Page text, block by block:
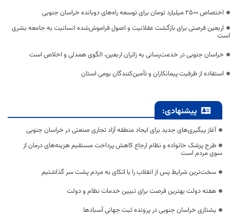
اختصاص 2500 میلیارد تومان برای توسعه راه‌های دوبانده خراسان جنوبی
اربعین فرصتی برای بازگشت عقلانیت و اصول فراموش‌شده انسانیت به جامعه بشری
است
خراسان جنوبی در خدمت‌رسانی به زائران اربعین، الگوی همدلی و اخلاص است
استفاده از ظرفیت پیمانکاران و تأمین‌کنندگان بومی استان
پیشنهادی:
آغاز پیگیری‌های جدید برای ایجاد منطقه آزاد تجاری صنعتی در خراسان جنوبی
طرح پزشک خانواده و نظام ارجاع کاهش پرداخت مستقیم هزینه‌های درمان از
سوی مردم است
سخت‌ترین شرایط پس از انقلاب را با اتکای به مردم پشت سر گذاشتیم
هفته دولت بهترین فرصت برای تبیین خدمات نظام و دولت
یشتازی خراسان جنوبی در پرونده ثبت جهانی آسبادها